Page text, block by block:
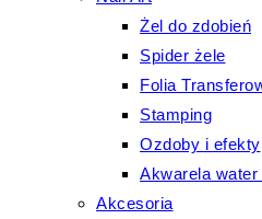
Żel do zdobień
Spider żele
Folia
Stamping
Ozdoby i efekty
Akwarela water
Akcesoria